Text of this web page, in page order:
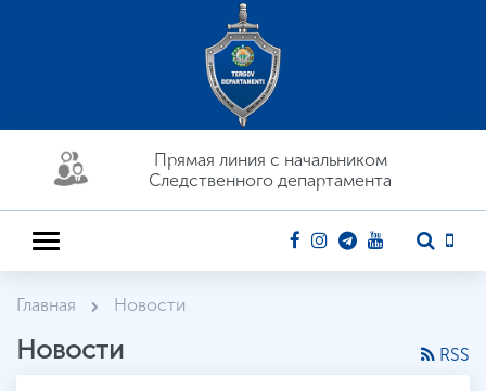
Прямая линия c начальником
Следственного департамента
Главная Новости
Новости RSS